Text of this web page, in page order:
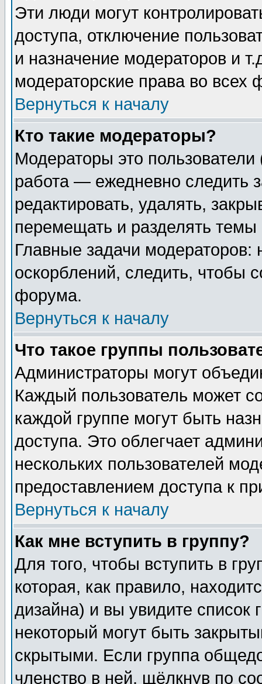
Эти люди могут
доступа, отключение
и назначение модераторов и
модераторские права во всех
Вернуться к началу
Кто такие модераторы?
Модераторы это
работа — ежедневно следить
редактировать, удалять,
перемещать и разделять
Главные задачи
оскорблений, следить, чтобы
форума.
Вернуться к началу
Что такое группы
Администраторы могут
Каждый пользователь может
каждой группе могут быть
доступа. Это облегчает
нескольких пользователей
предоставлением доступа к
Вернуться к началу
Как мне вступить в группу?
Для того, чтобы вступить в
которая, как правило,
дизайна) и вы увидите список
некоторый могут быть
скрытыми. Если группа
членство в ней, щёлкнув по